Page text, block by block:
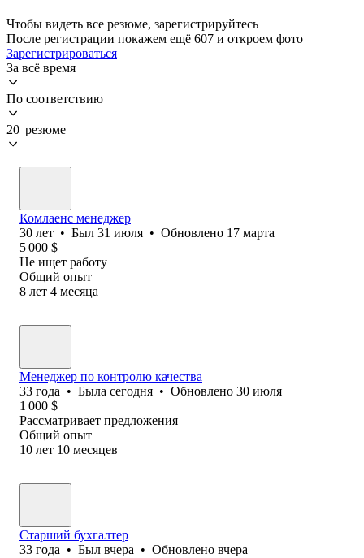
Чтобы видеть все резюме, зарегистрируйтесь
После регистрации покажем ещё 607 и откроем фото
Зарегистрироваться
За всё время
По соответствию
20 резюме
Комлаенс менеджер
30 лет • Был 31 июля • Обновлено 17 марта
5 000 $
Не ищет работу
Общий опыт
8 лет 4 месяца
Менеджер по контролю качества
33 года • Была сегодня • Обновлено 30 июля
1 000 $
Рассматривает предложения
Общий опыт
10 лет 10 месяцев
Старший бухгалтер
33 года • Был вчера • Обновлено вчера